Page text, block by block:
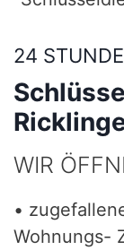
24
WIR
•
Wohnungs-